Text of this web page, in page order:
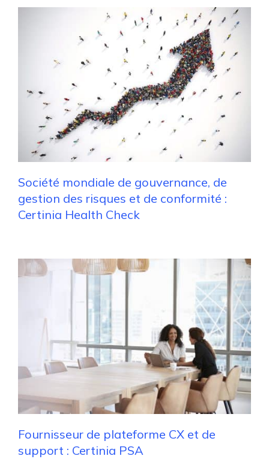
Société mondiale de gouvernance, de
gestion des risques et de conformité :
Certinia Health Check
Fournisseur de plateforme CX et de
support : Certinia PSA